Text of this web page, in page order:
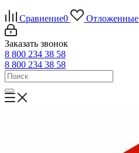
Сравнение0 Отложенные
Заказать звонок
8 800 234 38 58
8 800 234 38 58